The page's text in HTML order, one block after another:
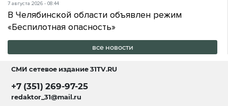
7 августа 2026 - 08:44
В Челябинской области объявлен режим
«Беспилотная опасность»
все новости
СМИ сетевое издание31TV.RU
+7 (351) 269-97-25
redaktor_31@mail.ru